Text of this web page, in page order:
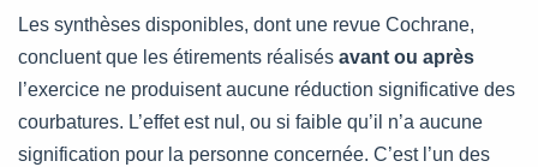
Les synthèses disponibles, dont une revue Cochrane,
concluent que les étirements réalisés avant ou après
l’exercice ne produisent aucune réduction significative des
courbatures. L’effet est nul, ou si faible qu’il n’a aucune
signification pour la personne concernée. C’est l’un des